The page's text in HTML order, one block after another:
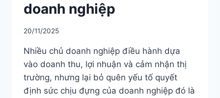
doanh nghiệp
20/11/2025
Nhiều chủ doanh nghiệp điều hành dựa
vào doanh thu, lợi nhuận và cảm nhận thị
trường, nhưng lại bỏ quên yếu tố quyết
định sức chịu đựng của doanh nghiệp đó là